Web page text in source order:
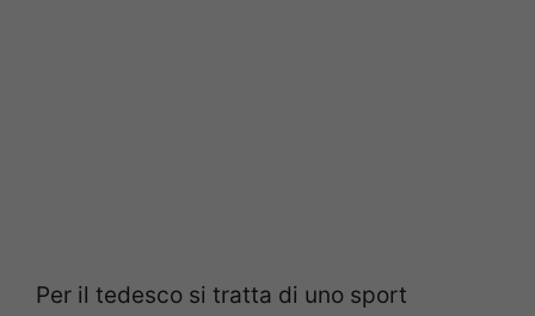
Per il tedesco si tratta di uno sport